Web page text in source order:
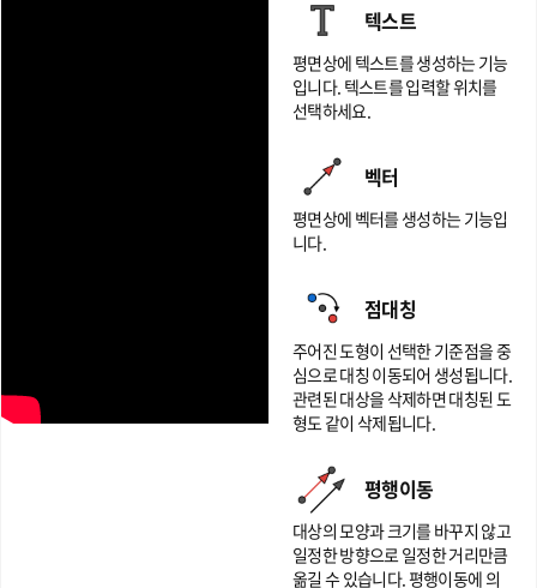
{D
텍스트
평면상에 텍스트를 생성하는 기능
입니다. 텍스트를 입력할 위치를
선택하세요.
벡터
평면상에 벡터를 생성하는 기능입
니다.
점대칭
주어진 도형이 선택한 기준점을 중
심으로 대칭 이동되어 생성됩니다.
관련된 대상을 삭제하면 대칭된 도
형도 같이 삭제됩니다.
평행이동
대상의 모양과 크기를 바꾸지 않고
일정한 방향으로 일정한 거리만큼
옮길 수 있습니다. 평행이동에 의